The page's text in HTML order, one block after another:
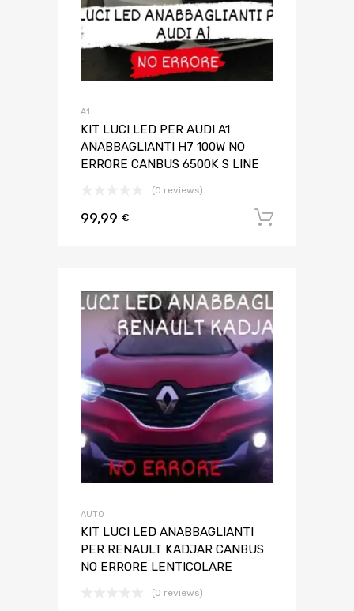
A1
KIT LUCI LED PER AUDI A1
ANABBAGLIANTI H7 100W NO
ERRORE CANBUS 6500K S LINE
(0 reviews)
99,99 €
AUTO
KIT LUCI LED ANABBAGLIANTI
PER RENAULT KADJAR CANBUS
NO ERRORE LENTICOLARE
(0 reviews)